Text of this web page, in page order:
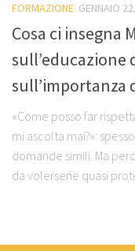
FORMAZIONE GENNAIO
Cosa ci insegna
sull’educazione
sull’importanza
«Come posso far
mi ascolta mai?»:
domande simili. Ma
da volersene quasi